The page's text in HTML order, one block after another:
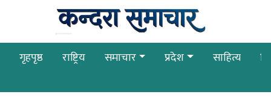
गृहपृष्ठ राष्ट्रिय समाचार प्रदेश साहित्य